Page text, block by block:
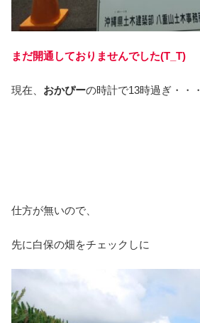
まだ開通しておりませんでした(T_T)
現在、 おかぴーの時計で13時過ぎ・・・
仕方が無いので、
先に白保の畑をチェックしに